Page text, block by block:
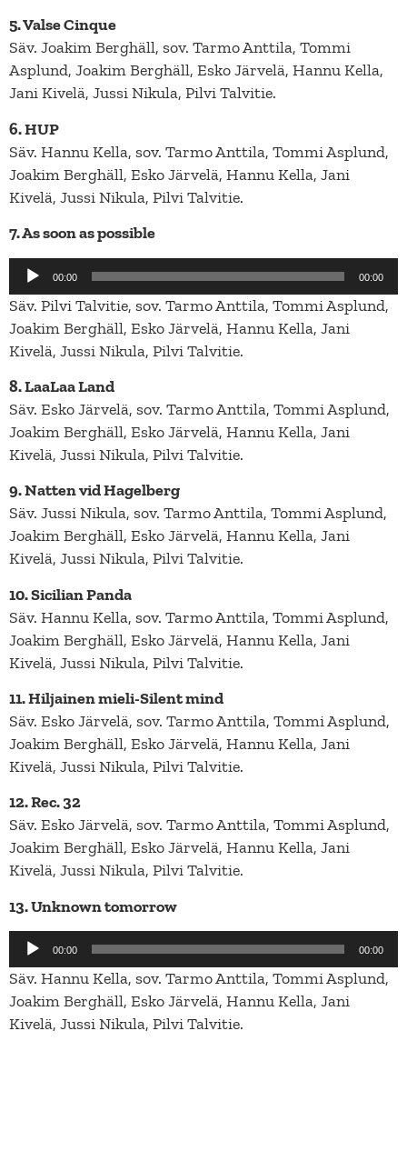
5. Valse Cinque
Säv. Joakim Berghäll, sov. Tarmo Anttila, Tommi
Asplund, Joakim Berghäll, Esko Järvelä, Hannu Kella,
Jani Kivelä, Jussi Nikula, Pilvi Talvitie.
6. HUP
Säv. Hannu Kella, sov. Tarmo Anttila, Tommi Asplund,
Joakim Berghäll, Esko Järvelä, Hannu Kella, Jani
Kivelä, Jussi Nikula, Pilvi Talvitie.
7. As soon as possible
Äänitoistin
00:00 00:00
Säv. Pilvi Talvitie, sov. Tarmo Anttila, Tommi Asplund,
Joakim Berghäll, Esko Järvelä, Hannu Kella, Jani
Kivelä, Jussi Nikula, Pilvi Talvitie.
8. LaaLaa Land
Säv. Esko Järvelä, sov. Tarmo Anttila, Tommi Asplund,
Joakim Berghäll, Esko Järvelä, Hannu Kella, Jani
Kivelä, Jussi Nikula, Pilvi Talvitie.
9. Natten vid Hagelberg
Säv. Jussi Nikula, sov. Tarmo Anttila, Tommi Asplund,
Joakim Berghäll, Esko Järvelä, Hannu Kella, Jani
Kivelä, Jussi Nikula, Pilvi Talvitie.
10. Sicilian Panda
Säv. Hannu Kella, sov. Tarmo Anttila, Tommi Asplund,
Joakim Berghäll, Esko Järvelä, Hannu Kella, Jani
Kivelä, Jussi Nikula, Pilvi Talvitie.
11. Hiljainen mieli-Silent mind
Säv. Esko Järvelä, sov. Tarmo Anttila, Tommi Asplund,
Joakim Berghäll, Esko Järvelä, Hannu Kella, Jani
Kivelä, Jussi Nikula, Pilvi Talvitie.
12. Rec. 32
Säv. Esko Järvelä, sov. Tarmo Anttila, Tommi Asplund,
Joakim Berghäll, Esko Järvelä, Hannu Kella, Jani
Kivelä, Jussi Nikula, Pilvi Talvitie.
13. Unknown tomorrow
Äänitoistin
00:00 00:00
Säv. Hannu Kella, sov. Tarmo Anttila, Tommi Asplund,
Joakim Berghäll, Esko Järvelä, Hannu Kella, Jani
Kivelä, Jussi Nikula, Pilvi Talvitie.